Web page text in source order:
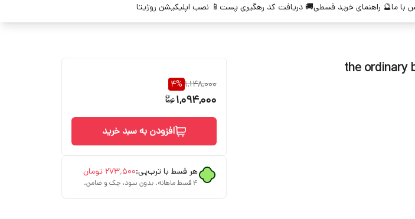
با ما🔮 راهنمای خرید قسطی🚚 دریافت کد رهگیری پست 📱 نصب اپلیکیشن روژیتا
1,148,000
4%
1,094,000
افزودن به سبد خرید
هر قسط با ترب‌پی:۲۷۳٬۵۰۰ تومان
۴ قسط ماهانه. بدون سود، چک و ضامن.